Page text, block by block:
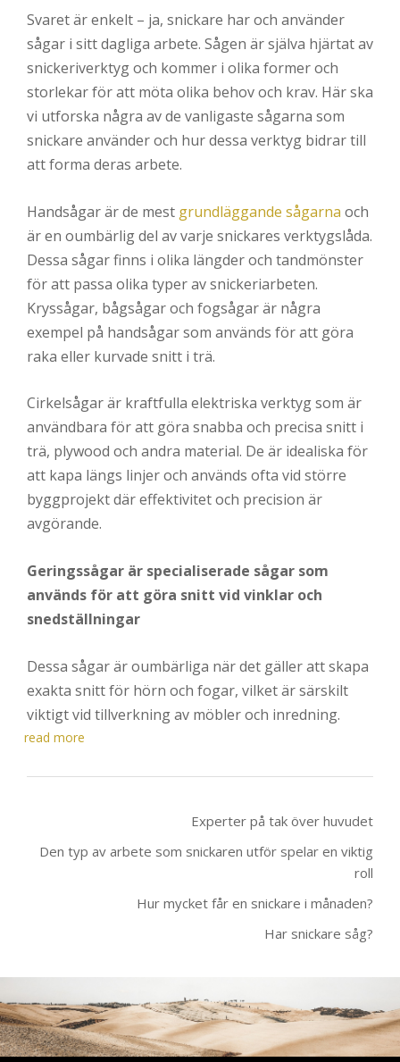
Svaret är enkelt – ja, snickare har och använder
sågar i sitt dagliga arbete. Sågen är själva hjärtat av
snickeriverktyg och kommer i olika former och
storlekar för att möta olika behov och krav. Här ska
vi utforska några av de vanligaste sågarna som
snickare använder och hur dessa verktyg bidrar till
att forma deras arbete.
Handsågar är de mest grundläggande sågarna och
är en oumbärlig del av varje snickares verktygslåda.
Dessa sågar finns i olika längder och tandmönster
för att passa olika typer av snickeriarbeten.
Kryssågar, bågsågar och fogsågar är några
exempel på handsågar som används för att göra
raka eller kurvade snitt i trä.
Cirkelsågar är kraftfulla elektriska verktyg som är
användbara för att göra snabba och precisa snitt i
trä, plywood och andra material. De är idealiska för
att kapa längs linjer och används ofta vid större
byggprojekt där effektivitet och precision är
avgörande.
Geringssågar är specialiserade sågar som
används för att göra snitt vid vinklar och
snedställningar
Dessa sågar är oumbärliga när det gäller att skapa
exakta snitt för hörn och fogar, vilket är särskilt
viktigt vid tillverkning av möbler och inredning.
read more
Experter på tak över huvudet
Den typ av arbete som snickaren utför spelar en viktig
roll
Hur mycket får en snickare i månaden?
Har snickare såg?